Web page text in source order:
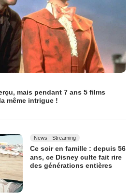
mais pendant 7 ans 5 films
même intrigue !
News - Streaming
Ce soir en famille : depuis 56
ans, ce Disney culte fait rire
des générations entières